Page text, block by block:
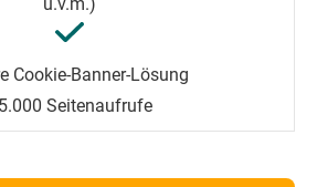
Seitenaufrufe